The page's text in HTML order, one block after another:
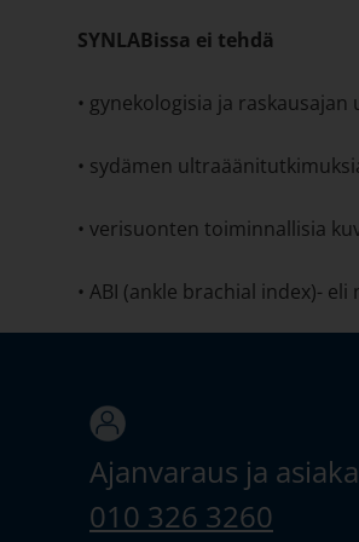
SYNLABissa ei tehdä
• gynekologisia ja
• sydämen
• verisuonten toiminnallisia
• ABI (ankle brachial index)-
Ajanvaraus ja
010 326 3260